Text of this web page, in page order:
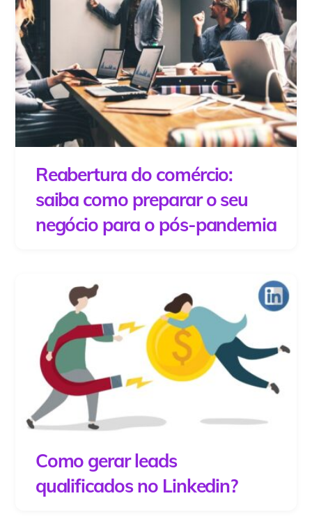
Reabertura do comércio:
saiba como preparar o seu
negócio para o pós-pandemia
Como gerar leads
qualificados no Linkedin?